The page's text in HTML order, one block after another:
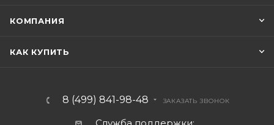
КОМПАНИЯ
КАК КУПИТЬ
8 (499) 841-98-48 ЗАКАЗАТЬ ЗВОНОК